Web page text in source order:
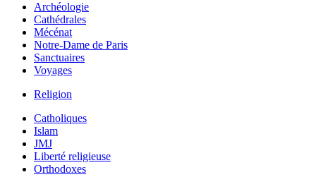
Archéologie
Cathédrales
Mécénat
Notre-Dame de Paris
Sanctuaires
Voyages
Religion
Catholiques
Islam
JMJ
Liberté religieuse
Orthodoxes